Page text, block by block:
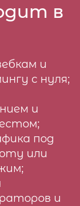
в
и
с нуля;
и
под
или
и